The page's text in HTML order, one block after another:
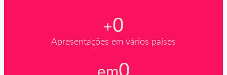
Apresentações em vários países
+0
0